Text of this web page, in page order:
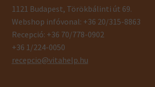
1121 Budapest, Törökbálinti út 69.
Webshop infóvonal: +36 20/315-8863
Recepció: +36 70/778-0902
+36 1/224-0050
recepcio@vitahelp.hu